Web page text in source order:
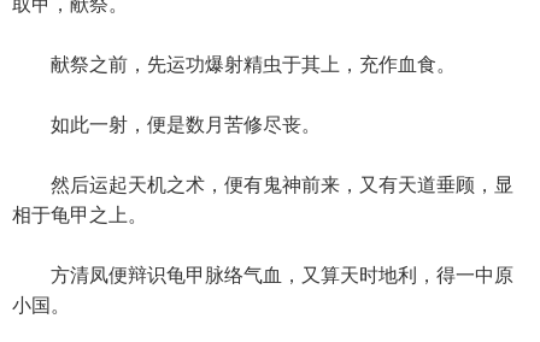
取甲，献祭。
献祭之前，先运功爆射精虫于其上，充作血食。
如此一射，便是数月苦修尽丧。
然后运起天机之术，便有鬼神前来，又有天道垂顾，显
相于龟甲之上。
方清凤便辩识龟甲脉络气血，又算天时地利，得一中原
小国。